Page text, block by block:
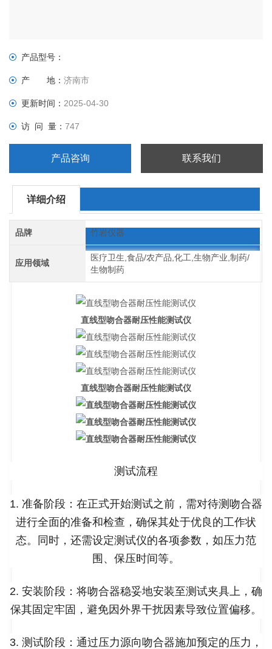
产品型号：
产 地：济南市
更新时间：2025-04-30
访 问 量：747
产品咨询 联系我们
详细介绍
品牌 竹岩仪器
应用领域
医疗卫生,食品/农产品,化工,生物产业,制药/
生物制药
直线型吻合器耐压性能测试仪
直线型吻合器耐压性能测试仪
测试流程
1. 准备阶段：在正式开始测试之前，需对待测吻合器
进行全面的准备和检查，确保其处于优良的工作状
态。同时，还需设定测试仪的各项参数，如压力范
围、保压时间等。
2. 安装阶段：将吻合器稳妥地安装至测试夹具上，确
保其固定牢固，避免因外界干扰因素导致位置偏移。
3. 测试阶段：通过压力源向吻合器施加预定的压力，